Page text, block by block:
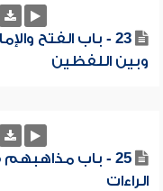
23 - باب الفتح
وبين اللفظين
25 - باب
الراءات